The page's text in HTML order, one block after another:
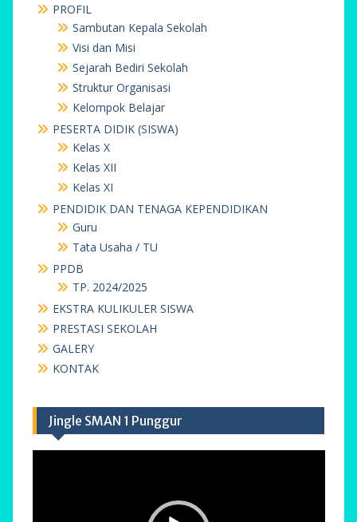
PROFIL
Sambutan Kepala Sekolah
Visi dan Misi
Sejarah Bediri Sekolah
Struktur Organisasi
Kelompok Belajar
PESERTA DIDIK (SISWA)
Kelas X
Kelas XII
Kelas XI
PENDIDIK DAN TENAGA KEPENDIDIKAN
Guru
Tata Usaha / TU
PPDB
TP. 2024/2025
EKSTRA KULIKULER SISWA
PRESTASI SEKOLAH
GALERY
KONTAK
Jingle SMAN 1 Punggur